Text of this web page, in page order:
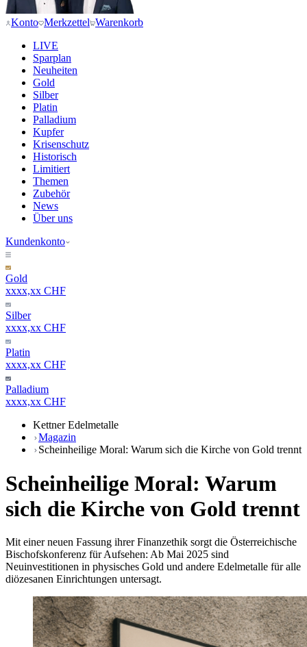
Konto Merkzettel Warenkorb
LIVE
Sparplan
Neuheiten
Gold
Silber
Platin
Palladium
Kupfer
Krisenschutz
Historisch
Limitiert
Themen
Zubehör
News
Über uns
Kundenkonto
Gold
xxxx,xx CHF
Silber
xxxx,xx CHF
Platin
xxxx,xx CHF
Palladium
xxxx,xx CHF
Kettner Edelmetalle
Magazin
Scheinheilige Moral: Warum sich die Kirche von Gold trennt
Scheinheilige Moral: Warum
sich die Kirche von Gold trennt
Mit einer neuen Fassung ihrer Finanzethik sorgt die Österreichische
Bischofskonferenz für Aufsehen: Ab Mai 2025 sind
Neuinvestitionen in physisches Gold und andere Edelmetalle für alle
diözesanen Einrichtungen untersagt.